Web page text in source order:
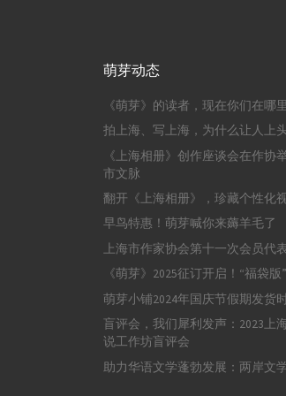
萌芽动态
《萌芽》的读者，现在你们在哪
拍上海、写上海，为什么让人上
《上海相册》创作座谈会在作协
市文脉
翻开《上海相册》，珍藏个性化
早鸟特惠！萌芽喊你来薅羊毛了
上海市作家协会第十一次会员代
《萌芽》2025征订开启！“福袋版
萌芽小铺2024年国庆节假期发货
盲评会，我们犀利发声：2023上
说工作坊盲评会
助力华语文学蓬勃发展：两岸文